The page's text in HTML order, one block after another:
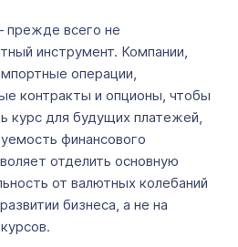
прежде всего не
инструмент. Компании,
операции,
контракты и опционы, чтобы
курс для будущих платежей,
финансового
отделить основную
от валютных колебаний
бизнеса, а не на